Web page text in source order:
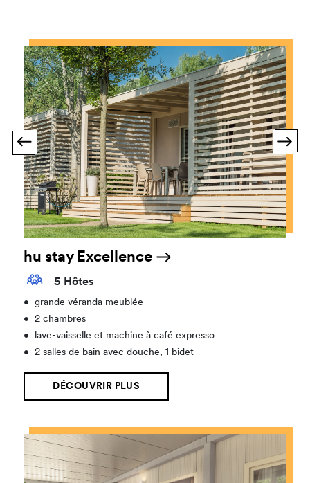
hu stay Excellence
5 Hôtes
•
grande véranda meublée
•
2 chambres
•
lave-vaisselle et machine à café expresso
•
2 salles de bain avec douche, 1 bidet
DÉCOUVRIR PLUS